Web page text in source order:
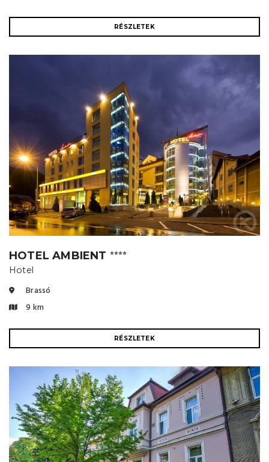
RÉSZLETEK
HOTEL AMBIENT ⭐⭐⭐⭐
Hotel
Brassó
9 km
RÉSZLETEK